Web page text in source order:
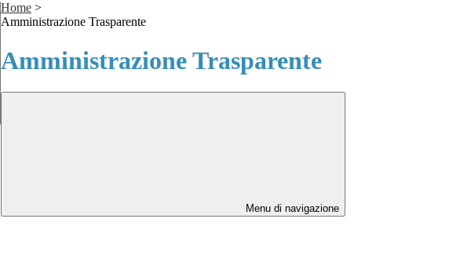
Home >
Amministrazione Trasparente
Amministrazione Trasparente
Menu di navigazione